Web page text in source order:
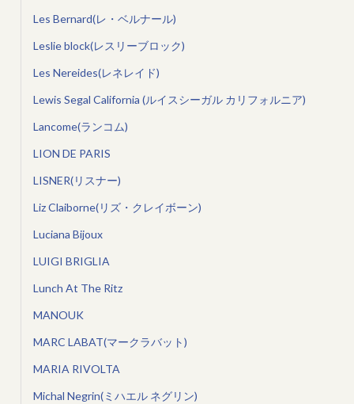
Les Bernard(レ・ベルナール)
Leslie block(レスリーブロック)
Les Nereides(レネレイド)
Lewis Segal California (ルイスシーガル カリフォルニア)
Lancome(ランコム)
LION DE PARIS
LISNER(リスナー)
Liz Claiborne(リズ・クレイボーン)
Luciana Bijoux
LUIGI BRIGLIA
Lunch At The Ritz
MANOUK
MARC LABAT(マークラバット)
MARIA RIVOLTA
Michal Negrin(ミハエル ネグリン)